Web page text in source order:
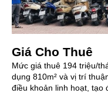
Giá Cho Thuê
Mức giá thuê 194 triệu/
dụng 810m² và vị trí
điều khoản linh hoạt, tạo